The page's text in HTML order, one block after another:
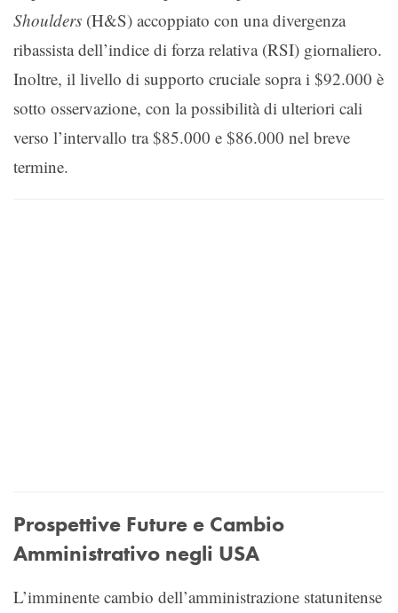
Shoulders (H&S) accoppiato con una divergenza
ribassista dell’indice di forza relativa (RSI) giornaliero.
Inoltre, il livello di supporto cruciale sopra i $92.000 è
sotto osservazione, con la possibilità di ulteriori cali
verso l’intervallo tra $85.000 e $86.000 nel breve
termine.
Prospettive Future e Cambio
Amministrativo negli USA
L’imminente cambio dell’amministrazione statunitense